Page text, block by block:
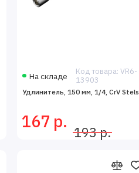
На складе
Код товара: VR6-
13903
Удлинитель, 150 мм, 1/4, CrV Stels
167 р.
193 р.